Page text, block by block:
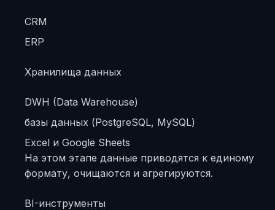
CRM
ERP
Хранилища данных
DWH (Data Warehouse)
базы данных (PostgreSQL, MySQL)
Excel и Google Sheets
На этом этапе данные приводятся к единому
формату, очищаются и агрегируются.
BI-инструменты